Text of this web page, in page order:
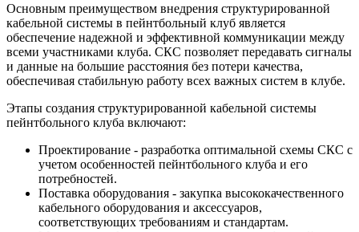
Основным преимуществом внедрения структурированной
кабельной системы в пейнтбольный клуб является
обеспечение надежной и эффективной коммуникации между
всеми участниками клуба. СКС позволяет передавать сигналы
и данные на большие расстояния без потери качества,
обеспечивая стабильную работу всех важных систем в клубе.
Этапы создания структурированной кабельной системы
пейнтбольного клуба включают:
Проектирование - разработка оптимальной схемы СКС с
учетом особенностей пейнтбольного клуба и его
потребностей.
Поставка оборудования - закупка высококачественного
кабельного оборудования и аксессуаров,
соответствующих требованиям и стандартам.